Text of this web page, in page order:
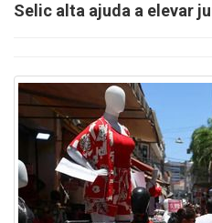
Selic alta ajuda a elevar